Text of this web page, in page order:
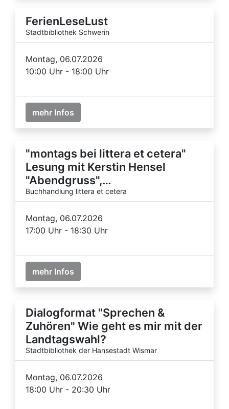
FerienLeseLust
Stadtbibliothek Schwerin
Montag, 06.07.2026
10:00 Uhr - 18:00 Uhr
mehr Infos
"montags bei littera et cetera"
Lesung mit Kerstin Hensel
"Abendgruss",…
Buchhandlung littera et cetera
Montag, 06.07.2026
17:00 Uhr - 18:30 Uhr
mehr Infos
Dialogformat "Sprechen &
Zuhören" Wie geht es mir mit der
Landtagswahl?
Stadtbibliothek der Hansestadt Wismar
Montag, 06.07.2026
18:00 Uhr - 20:30 Uhr